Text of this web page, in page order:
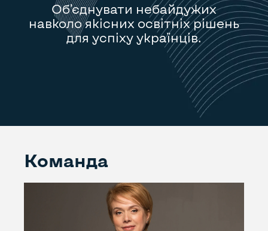
Об’єднувати небайдужих
навколо якісних освітніх рішень
для успіху українців.
Команда